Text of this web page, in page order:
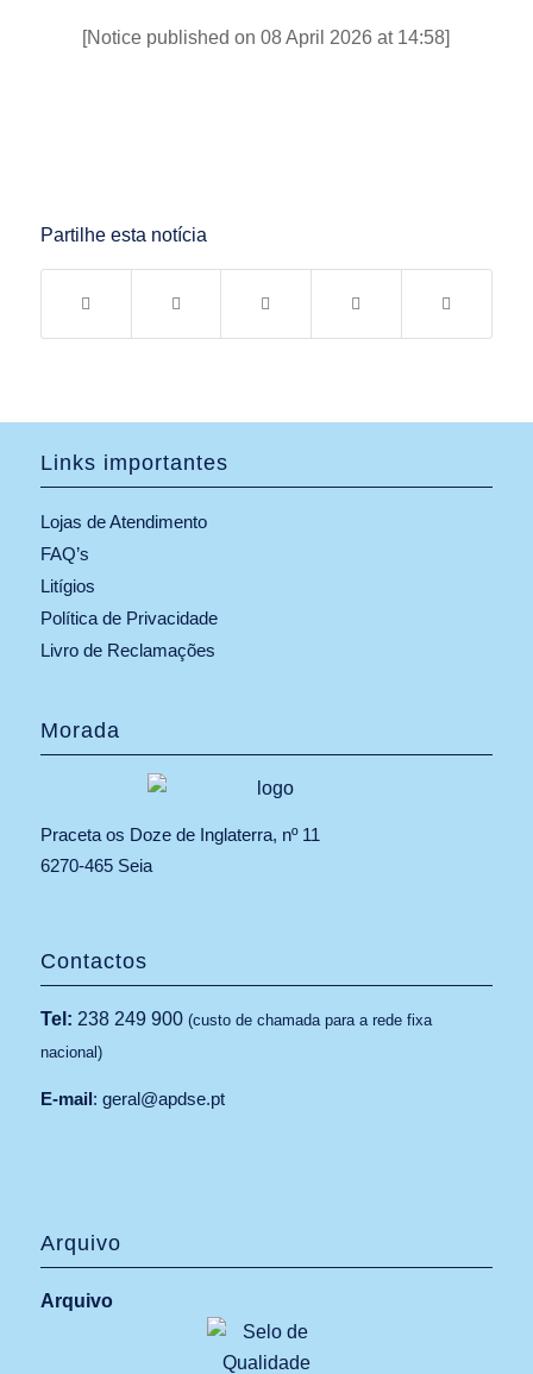
[Notice published on 08 April 2026 at 14:58]
Partilhe esta notícia
Links importantes
Lojas de Atendimento
FAQ’s
Litígios
Política de Privacidade
Livro de Reclamações
Morada
Praceta os Doze de Inglaterra, nº 11
6270-465 Seia
Contactos
Tel: 238 249 900(custo de chamada para a rede fixa
nacional)
E-mail : geral@apdse.pt
Arquivo
Arquivo